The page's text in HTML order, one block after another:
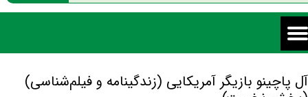
آل پاچینو بازیگر آمریکایی (زندگینامه و فیلم‌شناسی)